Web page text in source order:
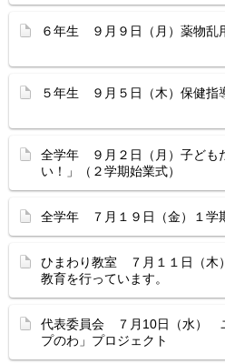
６年生 ９月９日（月）薬物乱
５年生 ９月５日（木）保健指
全学年 ９月２日（月）子ども
い！」（２学期始業式）
全学年 ７月１９日（金）１学
ひまわり教室 ７月１１日（
教育を行っています。
代表委員会 ７月10日（水）
プのわ」プロジェクト